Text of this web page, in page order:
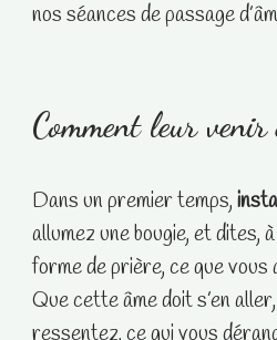
nos séances de passage
Comment leur venir
Dans un premier temps,
allumez une bougie, et dites,
forme de prière, ce que vous
Que cette âme doit s’en